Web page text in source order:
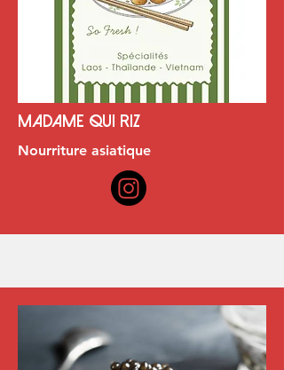
Madame qui riz
Nourriture asiatique